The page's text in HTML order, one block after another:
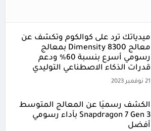
ميدياتك ترد على كوالكوم وتكشف عن
معالج Dimensity 8300 بمعالج
رسومي أسرع بنسبة 60% ودعم
قدرات الذكاء الاصطناعي التوليدي
21 نوفمبر 2023
الكشف رسميًا عن المعالج المتوسط
Snapdragon 7 Gen 3 بأداء رسومي
أفضل